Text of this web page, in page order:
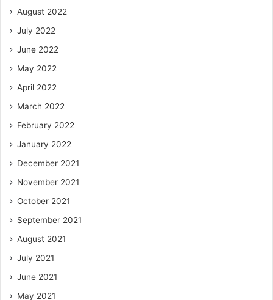
August 2022
July 2022
June 2022
May 2022
April 2022
March 2022
February 2022
January 2022
December 2021
November 2021
October 2021
September 2021
August 2021
July 2021
June 2021
May 2021